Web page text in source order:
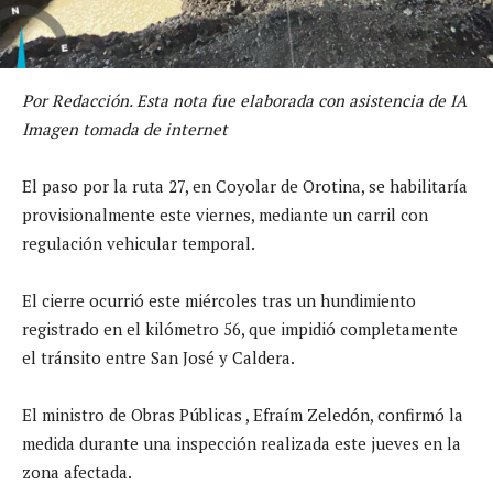
Por Redacción. Esta nota fue elaborada con asistencia de IA
Imagen tomada de internet
El paso por la ruta 27, en Coyolar de Orotina, se habilitaría
provisionalmente este viernes, mediante un carril con
regulación vehicular temporal.
El cierre ocurrió este miércoles tras un hundimiento
registrado en el kilómetro 56, que impidió completamente
el tránsito entre San José y Caldera.
El ministro de Obras Públicas , Efraím Zeledón, confirmó la
medida durante una inspección realizada este jueves en la
zona afectada.